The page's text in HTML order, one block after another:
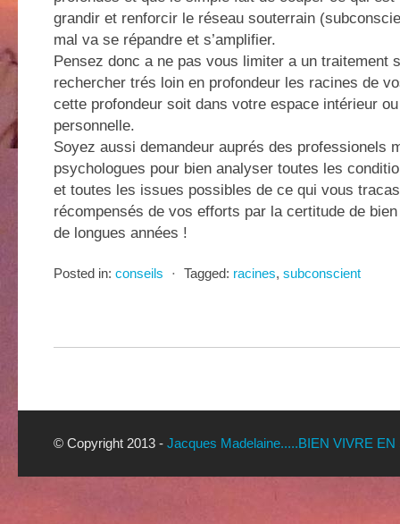
grandir et renforcir le réseau souterrain
mal va se répandre et s’amplifier.
Pensez donc a ne pas vous limiter a un traitement
rechercher trés loin en profondeur les racines de
cette profondeur soit dans votre espace intérieur
personnelle.
Soyez aussi demandeur auprés des professionels
psychologues pour bien analyser toutes les
et toutes les issues possibles de ce qui vous
récompensés de vos efforts par la certitude de
de longues années !
Posted in: conseils ⋅ Tagged: racines, subconscient
© Copyright 2013 - Jacques Madelaine.....BIEN VIVRE EN